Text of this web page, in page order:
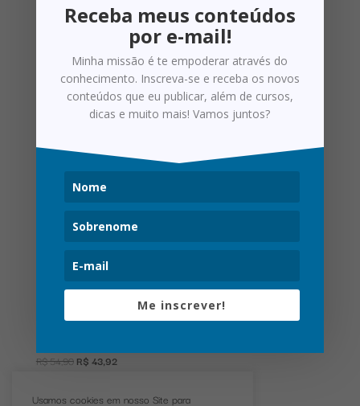
Oferta!
R$54,90 O
original
R$ 43,92O
atual
Usamos cookies em nosso Site para
Receba meus conteúdos
por e-mail!
Minha missão é te empoderar através do
conhecimento. Inscreva-se e receba os novos
conteúdos que eu publicar, além de cursos,
dicas e muito mais! Vamos juntos?
Me inscrever!